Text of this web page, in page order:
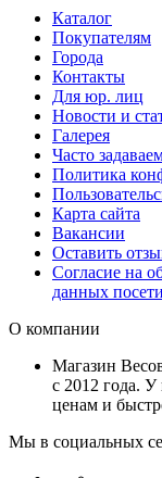
Каталог
Покупателям
Города
Контакты
Для юр. лиц
Новости и
Галерея
Часто
Политика
Карта сайта
Вакансии
Оставить
Согласие на
данных
О компании
Магазин
с 2012 года.
ценам и
Мы в социальных